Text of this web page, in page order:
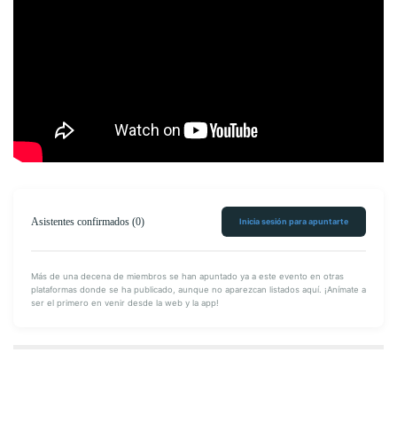
Asistentes confirmados (0) Inicia sesión para apuntarte
Más de una decena de miembros se han apuntado ya a este evento en otras
plataformas donde se ha publicado, aunque no aparezcan listados aquí. ¡Anímate a
ser el primero en venir desde la web y la app!